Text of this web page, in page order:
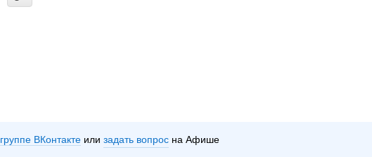
группе ВКонтакте задать вопрос на Афише